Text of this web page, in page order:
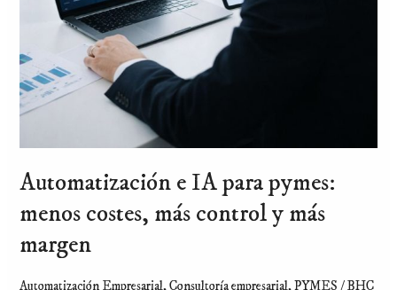
Automatización e IA para pymes:
menos costes, más control y más
margen
Automatización Empresarial,Consultoría empresarial,PYMES /BHC